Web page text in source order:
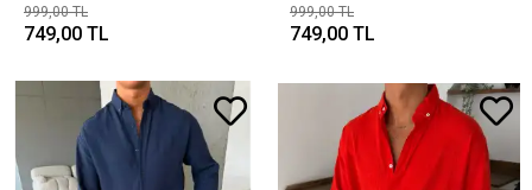
999,00 TL
749,00 TL
999,00 TL
749,00 TL